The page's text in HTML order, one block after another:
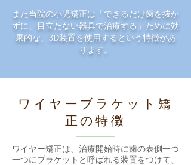
また当院の小児矯正は「できるだけ歯を抜か
ずに、目立たない器具で治療する」ために効
果的な、 3D装置を使用するという特徴があ
ります。
​ワイヤーブラケット矯
正の特徴
ワイヤー矯正は、治療開始時に歯の表側一つ
一つにブラケットと呼ばれる装置をつけて、